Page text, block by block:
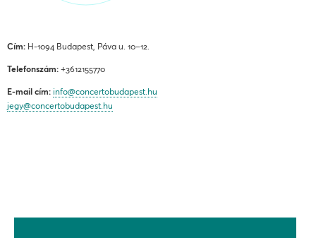
Cím: H-1094 Budapest, Páva u. 10–12.
Telefonszám: +3612155770
E-mail cím: info@concertobudapest.hu
jegy@concertobudapest.hu